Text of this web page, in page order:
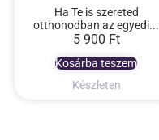
Készleten
5 900 Ft
Ha Te is szereted
otthonodban az egyedi...
Kosárba teszem